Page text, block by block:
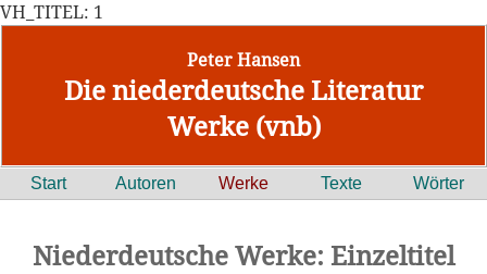
VH_TITEL: 1
Peter Hansen
Die niederdeutsche Literatur
Werke (vnb)
Start Autoren Werke Texte Wörter
Niederdeutsche Werke: Einzeltitel